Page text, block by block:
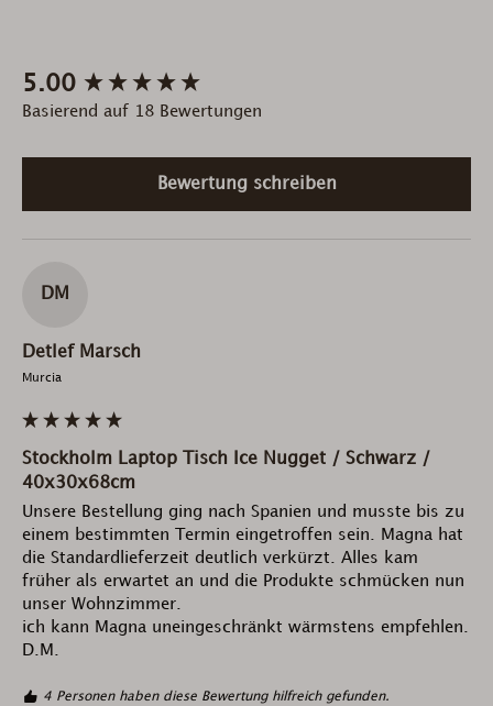
5.00
Basierend auf 18 Bewertungen
Bewertung schreiben
DM
Detlef Marsch
Murcia
Stockholm Laptop Tisch Ice Nugget / Schwarz /
40x30x68cm
Unsere Bestellung ging nach Spanien und musste bis zu
einem bestimmten Termin eingetroffen sein. Magna hat
die Standardlieferzeit deutlich verkürzt. Alles kam
früher als erwartet an und die Produkte schmücken nun
unser Wohnzimmer.
ich kann Magna uneingeschränkt wärmstens empfehlen.
D.M.
4 Personen haben diese Bewertung hilfreich gefunden.
New content loaded